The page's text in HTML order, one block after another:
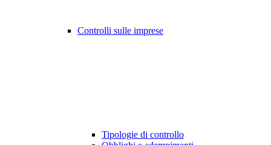
Controlli sulle imprese
Tipologie di controllo